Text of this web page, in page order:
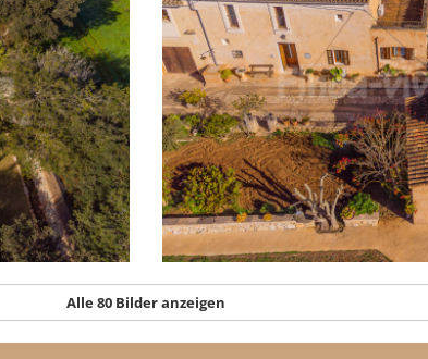
Alle 80 Bilder anzeigen